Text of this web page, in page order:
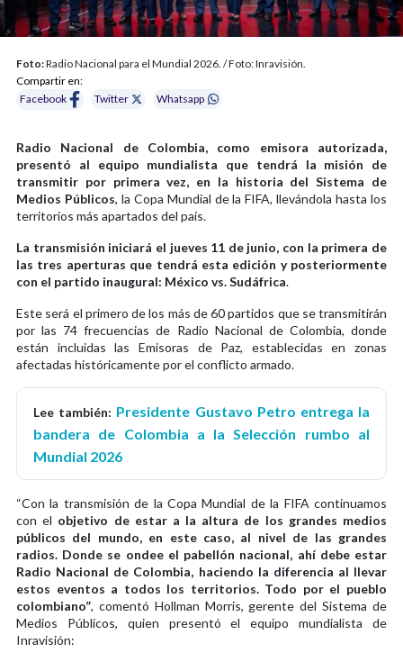
Foto:Radio Nacional para el Mundial 2026. / Foto: Inravisión.
Compartir en:
Facebook
Twitter Whatsapp
Radio Nacional de Colombia, como emisora autorizada,
presentó al equipo mundialista que tendrá la misión de
transmitir por primera vez, en la historia del Sistema de
Medios Públicos, la Copa Mundial de la FIFA, llevándola hasta los
territorios más apartados del país.
La transmisión iniciará el jueves 11 de junio, con la primera de
las tres aperturas que tendrá esta edición y posteriormente
con el partido inaugural: México vs. Sudáfrica.
Este será el primero de los más de 60 partidos que se transmitirán
por las 74 frecuencias de Radio Nacional de Colombia, donde
están incluidas las Emisoras de Paz, establecidas en zonas
afectadas históricamente por el conflicto armado.
Lee también: Presidente Gustavo Petro entrega la
bandera de Colombia a la Selección rumbo al
Mundial 2026
“Con la transmisión de la Copa Mundial de la FIFA continuamos
con el objetivo de estar a la altura de los grandes medios
públicos del mundo, en este caso, al nivel de las grandes
radios. Donde se ondee el pabellón nacional, ahí debe estar
Radio Nacional de Colombia, haciendo la diferencia al llevar
estos eventos a todos los territorios. Todo por el pueblo
colombiano”, comentó Hollman Morris, gerente del Sistema de
Medios Públicos, quien presentó el equipo mundialista de
Inravisión: